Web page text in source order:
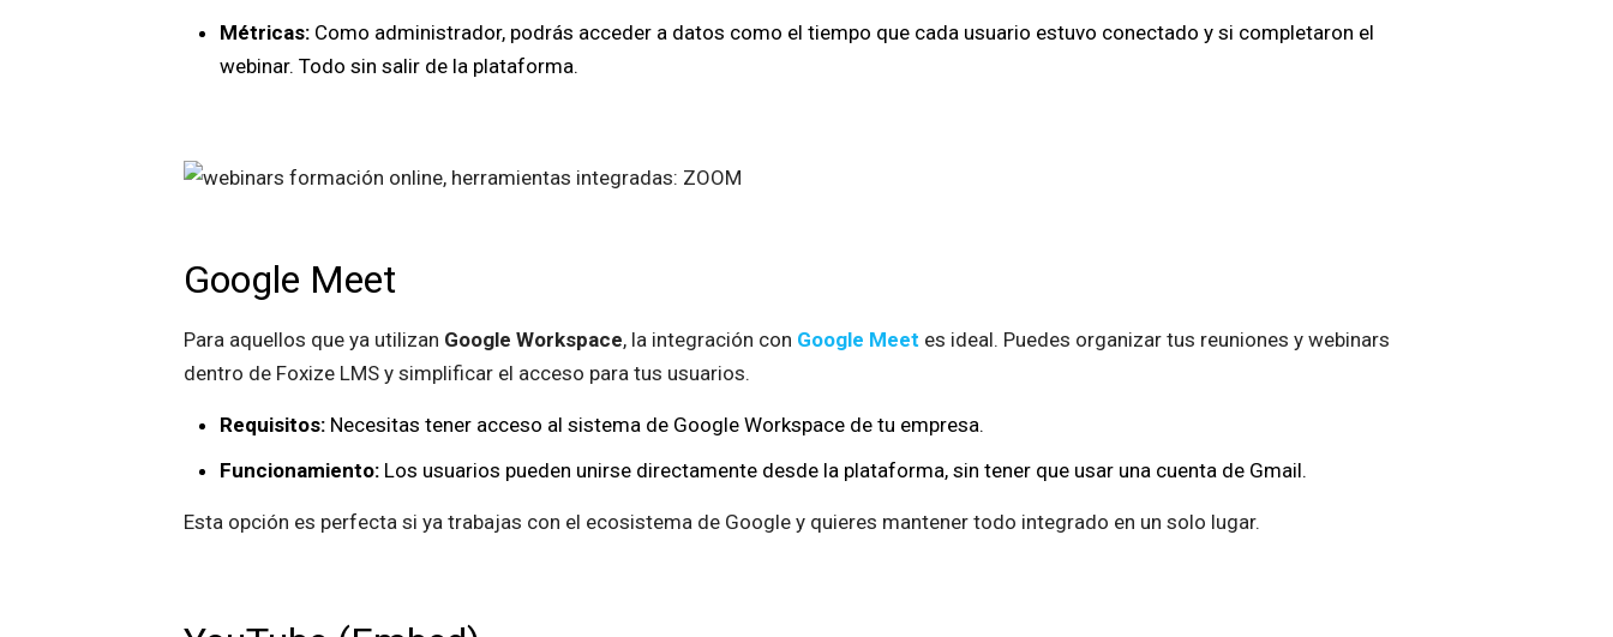
Métricas:Como administrador, podrás acceder a datos como el tiempo que cada usuario estuvo conectado y si completaron el
webinar. Todo sin salir de la plataforma.
Google Meet
Para aquellos que ya utilizan Google Workspace, la integración con Google Meet es ideal. Puedes organizar tus reuniones y webinars
dentro de Foxize LMS y simplificar el acceso para tus usuarios.
Requisitos:Necesitas tener acceso al sistema de Google Workspace de tu empresa.
Funcionamiento:Los usuarios pueden unirse directamente desde la plataforma, sin tener que usar una cuenta de Gmail.
Esta opción es perfecta si ya trabajas con el ecosistema de Google y quieres mantener todo integrado en un solo lugar.